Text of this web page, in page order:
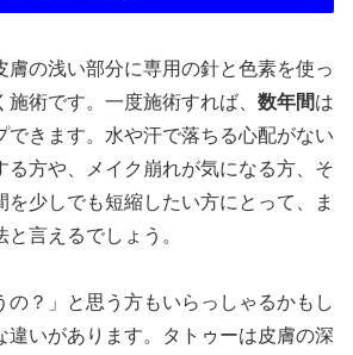
膚の浅い部分に専用の針と色素を使っ
術です。一度施術すれば、 数年間は
できます。水や汗で落ちる心配がない
る方や、メイク崩れが気になる方、そ
を少しでも短縮したい方にとって、ま
言えるでしょう。
の？」と思う方もいらっしゃるかもし
違いがあります。タトゥーは皮膚の深